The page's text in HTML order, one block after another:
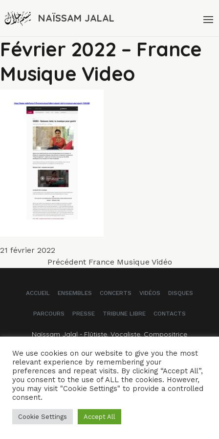
NAÏSSAM JALAL
Février 2022 – France
Musique Video
Publié
21 février 2022
Navigation
Précédent Article
France Musique Vidéo
ACCUEIL ENSEMBLES CONCERTS VIDÉOS DISQUES
PARCOURS PRESSE TRIBUNE LIBRE CONTACTS
Naïssam Jalal - Flûtiste, Vocaliste, Compositrice
Crédits Mentions légales
We use cookies on our website to give you the most
relevant experience by remembering your
preferences and repeat visits. By clicking “Accept All”,
you consent to the use of ALL the cookies. However,
you may visit "Cookie Settings" to provide a controlled
consent.
Cookie Settings Accept All